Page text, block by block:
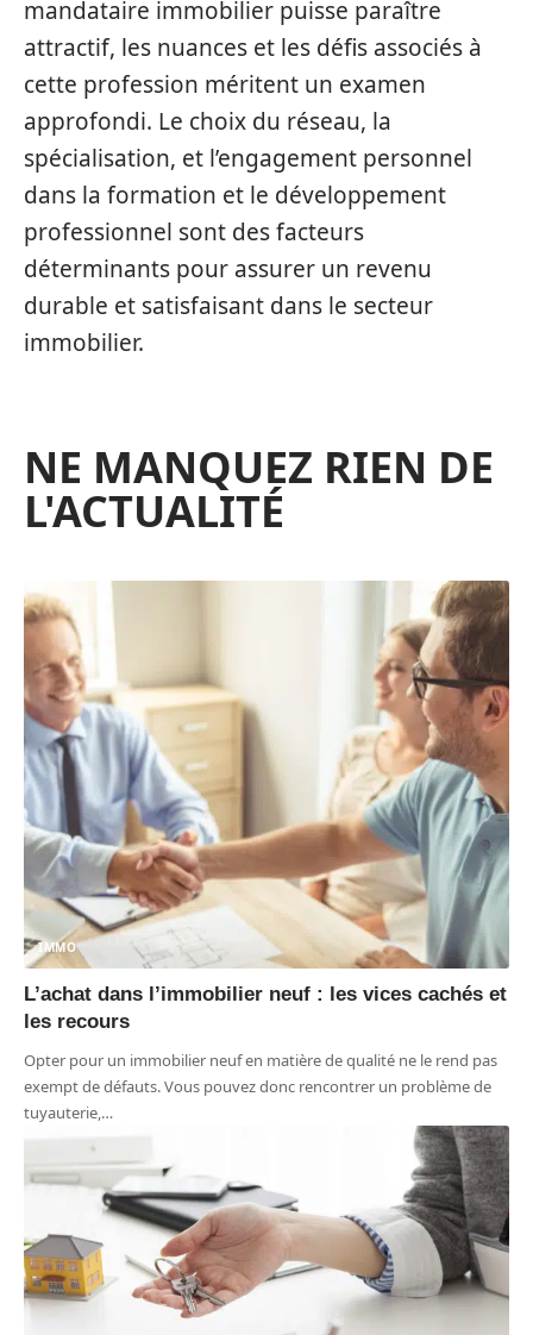
mandataire immobilier puisse paraître
attractif, les nuances et les défis associés à
cette profession méritent un examen
approfondi. Le choix du réseau, la
spécialisation, et l’engagement personnel
dans la formation et le développement
professionnel sont des facteurs
déterminants pour assurer un revenu
durable et satisfaisant dans le secteur
immobilier.
NE MANQUEZ RIEN DE
L'ACTUALITÉ
IMMO
L’achat dans l’immobilier neuf : les vices cachés et
les recours
Opter pour un immobilier neuf en matière de qualité ne le rend pas
exempt de défauts. Vous pouvez donc rencontrer un problème de
tuyauterie,…